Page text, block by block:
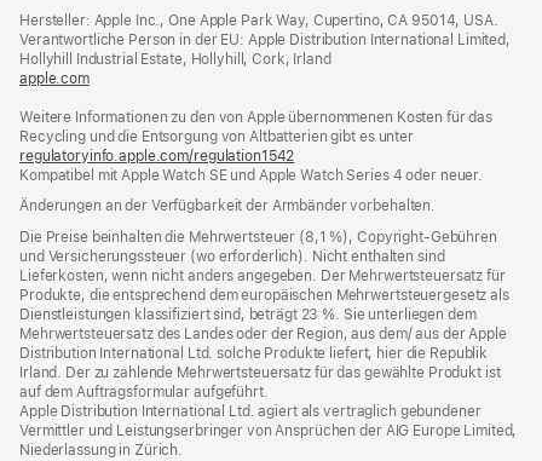
neues
Fenster)
Hersteller: Apple Inc., One Apple Park Way, Cupertino, CA 95014, USA.
Verantwortliche Person in der EU: Apple Distribution International Limited,
Hollyhill Industrial Estate, Hollyhill, Cork, Irland
apple.com(öffnet
neues
Fenster)
Weitere Informationen zu den von Apple übernommenen Kosten für das
Recycling und die Entsorgung von Altbatterien gibt es unter
regulatoryinfo.apple.com/regulation1542
ein
neues
Fenster)
Kompatibel mit Apple Watch SE und Apple Watch Series 4 oder neuer.
Änderungen an der Verfügbarkeit der Armbänder vorbehalten.
Die Preise beinhalten die Mehrwertsteuer (8,1 %), Copyright-Gebühren
und Versicherungssteuer (wo erforderlich). Nicht enthalten sind
Lieferkosten, wenn nicht anders angegeben. Der Mehrwertsteuersatz für
Produkte, die entsprechend dem europäischen Mehrwertsteuergesetz als
Dienstleistungen klassifiziert sind, beträgt 23 %. Sie unterliegen dem
Mehrwertsteuersatz des Landes oder der Region, aus dem/ aus der Apple
Distribution International Ltd. solche Produkte liefert, hier die Republik
Irland. Der zu zahlende Mehrwertsteuersatz für das gewählte Produkt ist
auf dem Auftragsformular aufgeführt.
Apple Distribution International Ltd. agiert als vertraglich gebundener
Vermittler und Leistungserbringer von Ansprüchen der AIG Europe Limited,
Niederlassung in Zürich.